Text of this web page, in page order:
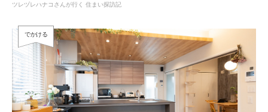
ツレヅレハナコさんが行く 住まい探訪記
でかける